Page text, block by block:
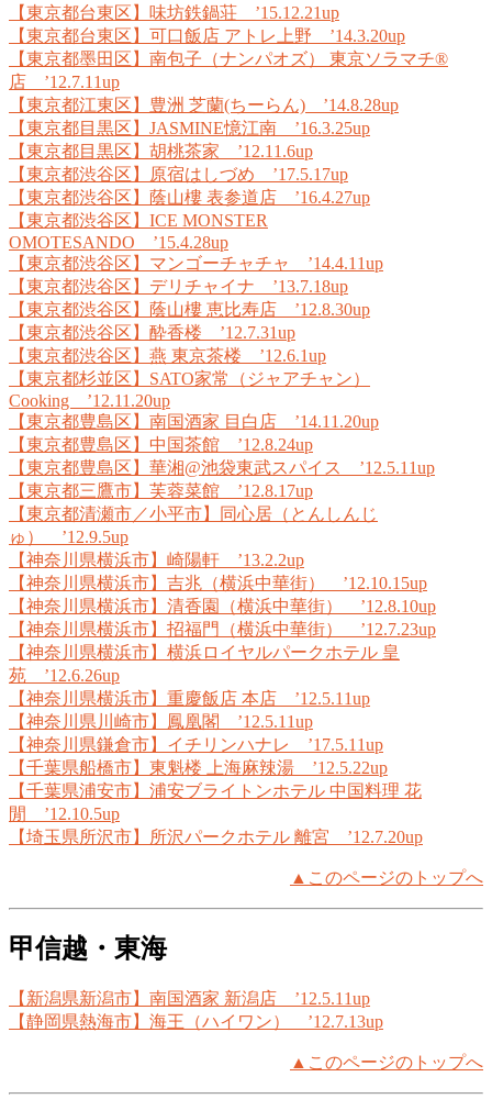
【東京都台東区】味坊鉄鍋荘 ’15.12.21up
【東京都台東区】可口飯店 アトレ上野 ’14.3.20up
【東京都墨田区】南包子（ナンパオズ） 東京ソラマチ®
店 ’12.7.11up
【東京都江東区】豊洲 芝蘭(ちーらん) ’14.8.28up
【東京都目黒区】JASMINE憶江南 ’16.3.25up
【東京都目黒区】胡桃茶家 ’12.11.6up
【東京都渋谷区】原宿はしづめ ’17.5.17up
【東京都渋谷区】蔭山樓 表参道店 ’16.4.27up
【東京都渋谷区】ICE MONSTER
OMOTESANDO ’15.4.28up
【東京都渋谷区】マンゴーチャチャ ’14.4.11up
【東京都渋谷区】デリチャイナ ’13.7.18up
【東京都渋谷区】蔭山樓 恵比寿店 ’12.8.30up
【東京都渋谷区】酔香楼 ’12.7.31up
【東京都渋谷区】燕 東京茶楼 ’12.6.1up
【東京都杉並区】SATO家常（ジャアチャン）
Cooking ’12.11.20up
【東京都豊島区】南国酒家 目白店 ’14.11.20up
【東京都豊島区】中国茶館 ’12.8.24up
【東京都豊島区】華湘@池袋東武スパイス ’12.5.11up
【東京都三鷹市】芙蓉菜館 ’12.8.17up
【東京都清瀬市／小平市】同心居（とんしんじ
ゅ） ’12.9.5up
【神奈川県横浜市】崎陽軒 ’13.2.2up
【神奈川県横浜市】吉兆（横浜中華街） ’12.10.15up
【神奈川県横浜市】清香園（横浜中華街） ’12.8.10up
【神奈川県横浜市】招福門（横浜中華街） ’12.7.23up
【神奈川県横浜市】横浜ロイヤルパークホテル 皇
苑 ’12.6.26up
【神奈川県横浜市】重慶飯店 本店 ’12.5.11up
【神奈川県川崎市】鳳凰閣 ’12.5.11up
【神奈川県鎌倉市】イチリンハナレ ’17.5.11up
【千葉県船橋市】東魁楼 上海麻辣湯 ’12.5.22up
【千葉県浦安市】浦安ブライトンホテル 中国料理 花
閒 ’12.10.5up
【埼玉県所沢市】所沢パークホテル 離宮 ’12.7.20up
▲このページのトップへ
甲信越・東海
【新潟県新潟市】南国酒家 新潟店 ’12.5.11up
【静岡県熱海市】海王（ハイワン） ’12.7.13up
▲このページのトップへ